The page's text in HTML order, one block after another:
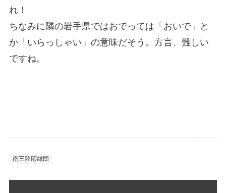
れ！
ちなみに隣の岩手県ではおでっては「おいで」と
か「いらっしゃい」の意味だそう。方言、難しい
ですね。
南三陸応縁団